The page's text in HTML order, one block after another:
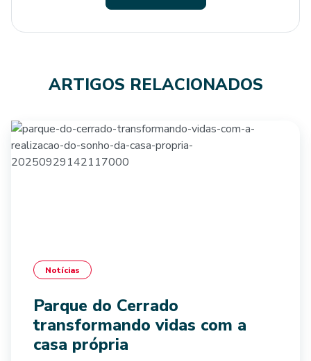
ARTIGOS RELACIONADOS
Notícias
Parque do Cerrado
transformando vidas com a
casa própria